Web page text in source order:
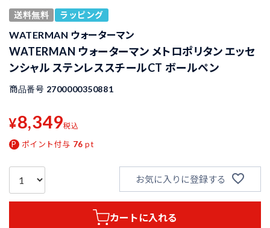
送料無料 ラッピング
WATERMAN ウォーターマン
WATERMAN ウォーターマン メトロポリタン エッセ
ンシャル ステンレススチールCT ボールペン
商品番号 2700000350881
¥8,349税込
ポイント付与 76 pt
お気に入りに登録する
カートに入れる